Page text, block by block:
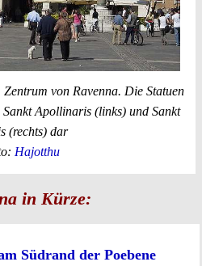
von Ravenna. Die Statuen
Sankt Apollinaris (links) und Sankt
(rechts) dar
Hajotthu
in Kürze:
Südrand der Poebene